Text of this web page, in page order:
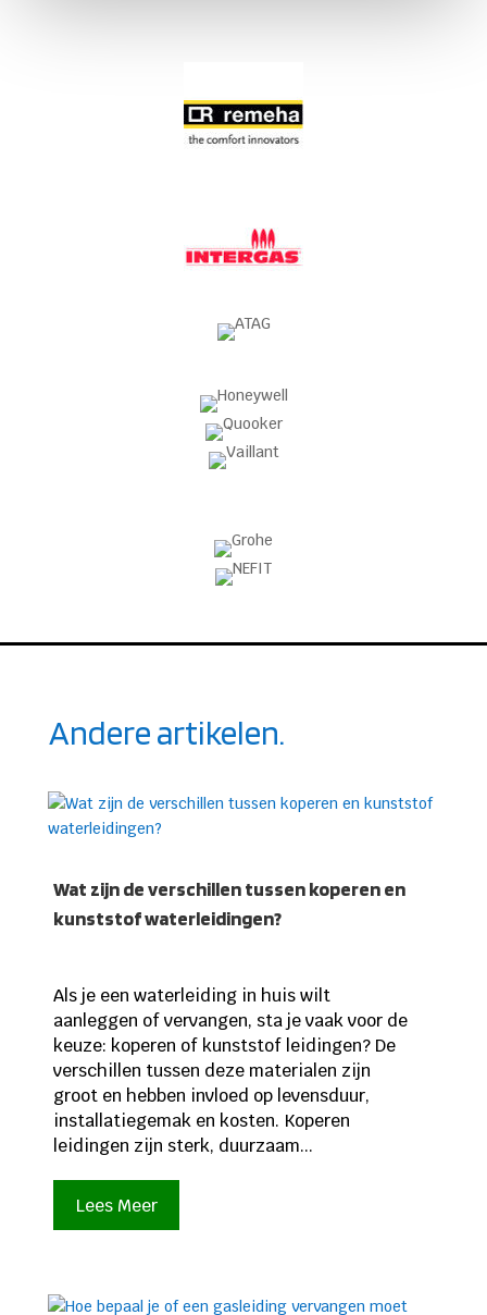
Andere artikelen.
Wat zijn de verschillen tussen koperen en
kunststof waterleidingen?
Als je een waterleiding in huis wilt
aanleggen of vervangen, sta je vaak voor de
keuze: koperen of kunststof leidingen? De
verschillen tussen deze materialen zijn
groot en hebben invloed op levensduur,
installatiegemak en kosten. Koperen
leidingen zijn sterk, duurzaam...
Lees Meer